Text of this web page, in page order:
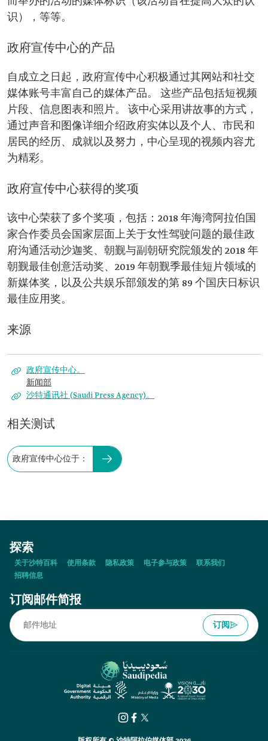
识），等等。
政府宣传中心的产品
自成立之日起，政府宣传中心积极通过其网站和社交
媒体账号丰富自己的媒体产品。 这些产品包括短视频
片段、信息图表和照片。 该中心采用讲故事的方式，
通过声音和图像详细介绍政府实体以及个人、市民和
居民的经历、成就以及努力，中心呈现的视频内容尤
为精彩。
政府宣传中心获得的奖项
该中心荣获了多个奖项，包括：2018 年海湾阿拉伯国
家合作委员会国家层面上关于女性驾驶问题的最佳政
府沟通活动沙迦奖、朝觐与副朝研究院颁发的 2018 年
朝觐最佳创意活动奖、2019 年朝觐季最佳短片领域的
新媒体奖，以及公共娱乐部颁发的第 89 个国庆日标识
最佳应用奖。
来源
政府宣传中心。
新闻部
沙特通讯社 (Saudi Press Agency)。
相关测试
政府宣传中心位于：
探索
关于沙特百科 使用条款 隐私政策 电子参与政策
联系我们
招聘信息
订阅邮件简报
订阅